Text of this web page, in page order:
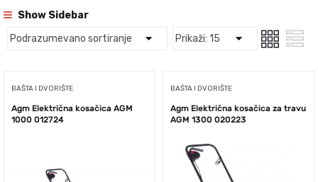
Show Sidebar
BAŠTA I DVORIŠTE
Agm Električna kosačica AGM
1000 012724
BAŠTA I DVORIŠTE
Agm Električna kosačica za travu
AGM 1300 020223